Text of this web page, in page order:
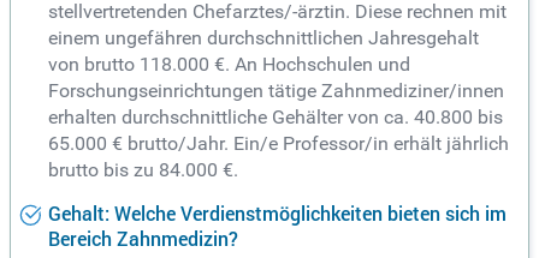
stellvertretenden Chefarztes/-ärztin. Diese rechnen mit
einem ungefähren durchschnittlichen Jahresgehalt
von brutto 118.000 €. An Hochschulen und
Forschungseinrichtungen tätige Zahnmediziner/innen
erhalten durchschnittliche Gehälter von ca. 40.800 bis
65.000 € brutto/Jahr. Ein/e Professor/in erhält jährlich
brutto bis zu 84.000 €.
Gehalt: Welche Verdienstmöglichkeiten bieten sich im
Bereich Zahnmedizin?